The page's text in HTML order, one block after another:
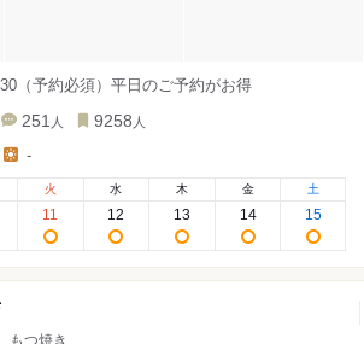
（予約必須）平日のご予約がお得
251 人 9258 人
-
火
11
水
12
木
13
金
14
土
15